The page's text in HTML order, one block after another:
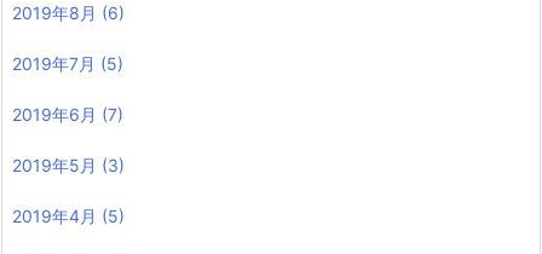
2019年8月 (6)
2019年7月 (5)
2019年6月 (7)
2019年5月 (3)
2019年4月 (5)